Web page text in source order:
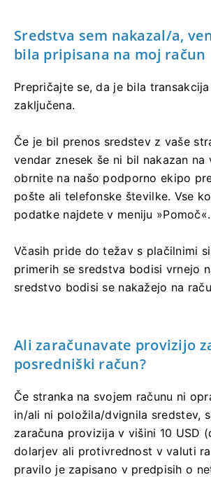
Sredstva sem nakazal/a,
bila pripisana na moj račun
Prepričajte se, da je bila
zaključena.
Če je bil prenos sredstev z vaše
vendar znesek še ni bil nakazan na
obrnite na našo podporno ekipo
pošte ali telefonske številke. Vse
podatke najdete v meniju »Pomoč«.
Včasih pride do težav s plačilnimi
primerih se sredstva bodisi vrnejo
sredstvo bodisi se nakažejo na
Ali zaračunavate provizijo
posredniški račun?
Če stranka na svojem računu ni
in/ali ni položila/dvignila sredstev,
zaračuna provizija v višini 10 USD
dolarjev ali protivrednost v valuti
pravilo je zapisano v predpisih o